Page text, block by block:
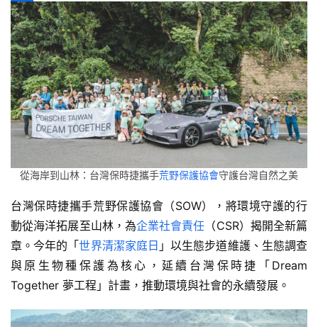
車
輛
空
間
實
測
汽
／
機
試
駕
影
音
灣
k
d
s
lo
o
M
a
i
l
a
i
l
h
a
t
s
A
p
分
享
從海岸到山林：台灣保時捷攜手荒野保護協會守護台灣自然之美
台灣保時捷攜手荒野保護協會（SOW），將環境守護的行
動從海洋拓展至山林，為企業社會責任 （CSR）揭開全新篇
章。今年的「世界清潔家庭日 」以生態步道維護、生態調查
與原生物種保護為核心，延續台灣保時捷「Dream
Together 夢工程」計畫，推動環境與社會的永續發展。